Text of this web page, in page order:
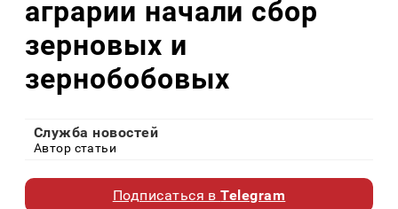
аграрии начали сбор
зерновых и
зернобобовых
Служба новостей
Автор статьи
Подписаться вTelegram